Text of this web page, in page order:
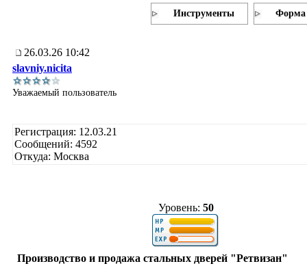
Инструменты Форма
26.03.26 10:42
slavniy.nicita
Уважаемый пользователь
Регистрация: 12.03.21
Сообщений: 4592
Откуда: Москва
Уровень: 50
Производство и продажа стальных дверей "Ретвизан"